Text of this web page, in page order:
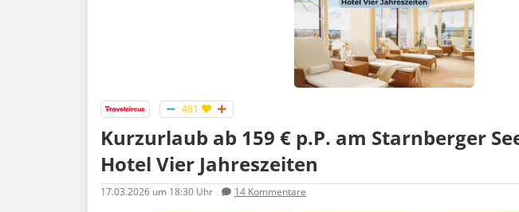
481
Kurzurlaub ab 159 € p.P. am Starnberger
Hotel Vier Jahreszeiten
17.03.2026 um 18:30 Uhr 14 Kommentare